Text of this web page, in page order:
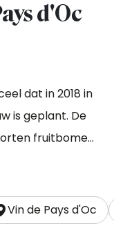
d'Oc
dat in 2018 in
is geplant. De
fruitbomen,
Maar wat het
te
Vin de Pays d'Oc